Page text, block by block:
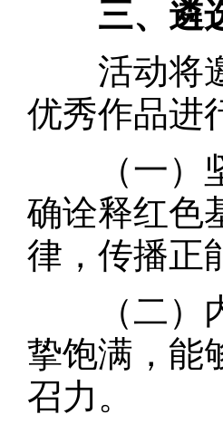
三、遴
活动将邀
优秀作品进
（一）坚
确诠释红色
律，传播正
（二）内
挚饱满，能
召力。